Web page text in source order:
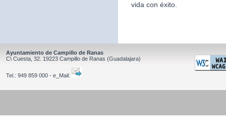
vida con éxito.
Ayuntamiento de Campillo de Ranas
C\ Cuesta, 32. 19223 Campillo de Ranas (Guadalajara)
Tel.: 949 859 000 - e_Mail: